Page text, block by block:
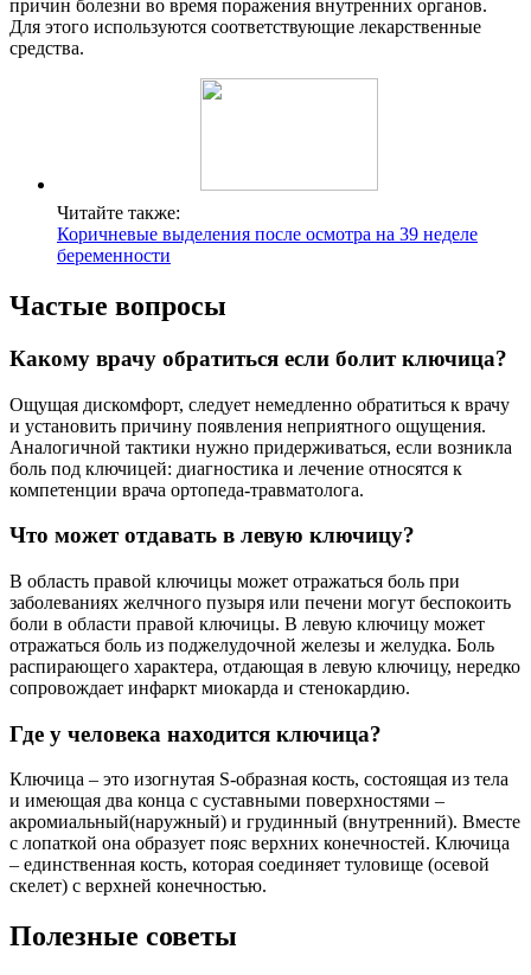
причин болезни во время поражения внутренних органов.
Для этого используются соответствующие лекарственные
средства.
Читайте также:
Коричневые выделения после осмотра на 39 неделе
беременности
Частые вопросы
Какому врачу обратиться если болит ключица?
Ощущая дискомфорт, следует немедленно обратиться к врачу
и установить причину появления неприятного ощущения.
Аналогичной тактики нужно придерживаться, если возникла
боль под ключицей: диагностика и лечение относятся к
компетенции врача ортопеда-травматолога.
Что может отдавать в левую ключицу?
В область правой ключицы может отражаться боль при
заболеваниях желчного пузыря или печени могут беспокоить
боли в области правой ключицы. В левую ключицу может
отражаться боль из поджелудочной железы и желудка. Боль
распирающего характера, отдающая в левую ключицу, нередко
сопровождает инфаркт миокарда и стенокардию.
Где у человека находится ключица?
Ключица – это изогнутая S-образная кость, состоящая из тела
и имеющая два конца с суставными поверхностями –
акромиальный(наружный) и грудинный (внутренний). Вместе
с лопаткой она образует пояс верхних конечностей. Ключица
– единственная кость, которая соединяет туловище (осевой
скелет) с верхней конечностью.
Полезные советы